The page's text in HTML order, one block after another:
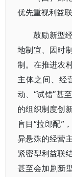
优先重视利益
鼓励新型
地制宜、因时
制。在推进农
主体之间、经
动、“试错”甚
的组织制度创
盲目“拉郎配”
异悬殊的经营
紧密型利益联
甚至会加剧新